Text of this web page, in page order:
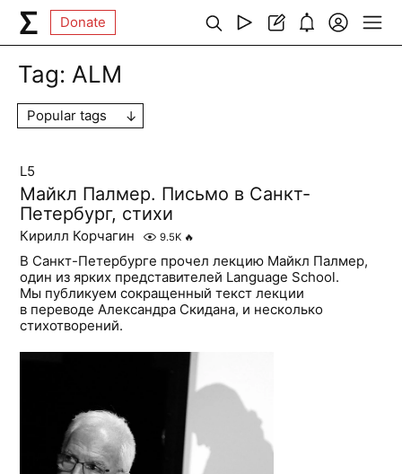
Donate
Tag: ALM
Popular tags
L5
Майкл Палмер. Письмо в Санкт-
Петербург, стихи
Кирилл Корчагин 9.5K 🔥
В Санкт-Петербурге прочел лекцию Майкл Палмер,
один из ярких представителей Language School.
Мы публикуем сокращенный текст лекции
в переводе Александра Скидана, и несколько
стихотворений.